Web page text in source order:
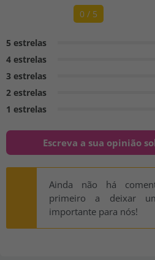
0 / 5
5 estrelas
4 estrelas
3 estrelas
2 estrelas
1 estrelas
Escreva a sua opinião
Ainda não há
primeiro a deixar
importante para nós!